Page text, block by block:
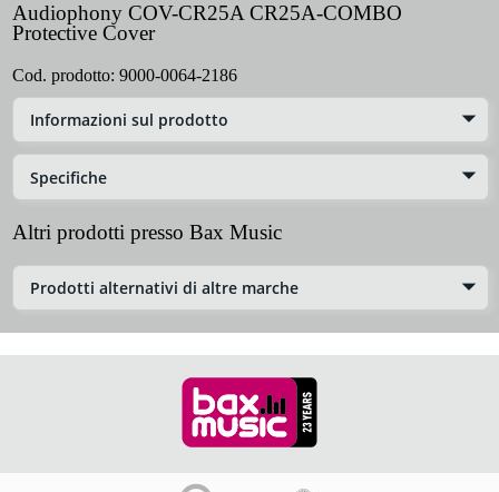
Audiophony COV-CR25A CR25A-COMBO
Protective Cover
Cod. prodotto: 9000-0064-2186
Informazioni sul prodotto
Specifiche
Altri prodotti presso Bax Music
Prodotti alternativi di altre marche